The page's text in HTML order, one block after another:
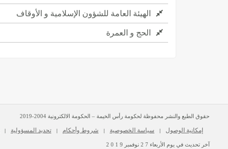
الهيئة العامة للشؤون الإسلامية و الأوقاف
الحج و العمرة
حقوق الطبع والنشر محفوظة لحكومة رأس الخيمة – الحكومة الالكترونية 2004-2019
إمكانية الوصول | سياسة الخصوصية | شروط وأحكام | تحديد المسؤولية |
2 0 1 9 نوفمبر 2 7 الأربعاء آخر تحديث في يوم